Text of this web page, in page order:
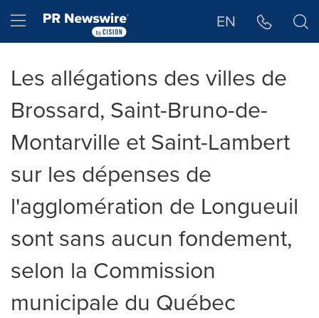
Hamburger menu EN
Les allégations des villes de
Brossard, Saint-Bruno-de-
Montarville et Saint-Lambert
sur les dépenses de
l'agglomération de Longueuil
sont sans aucun fondement,
selon la Commission
municipale du Québec